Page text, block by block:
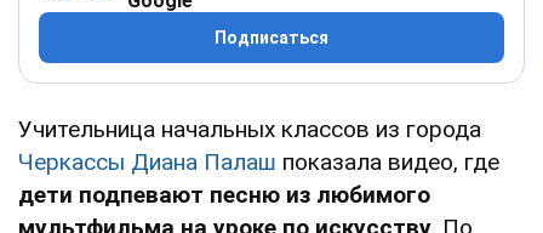
Подписаться
Учительница начальных классов из города
Черкассы Диана Палаш показала видео, где
дети подпевают песню из любимого
мультфильма на уроке по искусству. По